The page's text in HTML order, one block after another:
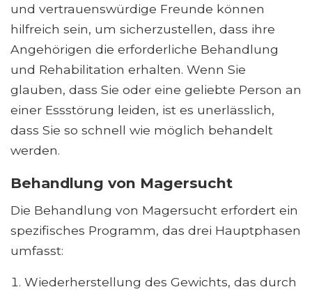
und vertrauenswürdige Freunde können
hilfreich sein, um sicherzustellen, dass ihre
Angehörigen die erforderliche Behandlung
und Rehabilitation erhalten. Wenn Sie
glauben, dass Sie oder eine geliebte Person an
einer Essstörung leiden, ist es unerlässlich,
dass Sie so schnell wie möglich behandelt
werden.
Behandlung von Magersucht
Die Behandlung von Magersucht erfordert ein
spezifisches Programm, das drei Hauptphasen
umfasst:
Wiederherstellung des Gewichts, das durch